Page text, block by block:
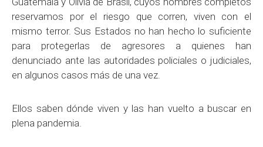
reservamos por el riesgo que corren, viven con el
mismo terror. Sus Estados no han hecho lo suficiente
para protegerlas de agresores a quienes han
denunciado ante las autoridades policiales o judiciales,
en algunos casos más de una vez.
Ellos saben dónde viven y las han vuelto a buscar en
plena pandemia.